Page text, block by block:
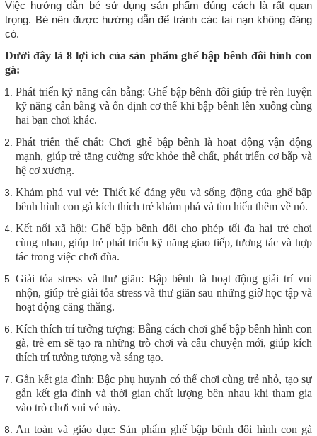
Việc hướng dẫn bé sử dụng sản phẩm đúng cách là rất quan
trọng. Bé nên được hướng dẫn để tránh các tai nạn không đáng
có.
Dưới đây là 8 lợi ích của sản phẩm ghế bập bênh đôi hình con
gà:
Phát triển kỹ năng cân bằng: Ghế bập bênh đôi giúp trẻ rèn luyện
kỹ năng cân bằng và ổn định cơ thể khi bập bênh lên xuống cùng
hai bạn chơi khác.
Phát triển thể chất: Chơi ghế bập bênh là hoạt động vận động
mạnh, giúp trẻ tăng cường sức khỏe thể chất, phát triển cơ bắp và
hệ cơ xương.
Khám phá vui vẻ: Thiết kế đáng yêu và sống động của ghế bập
bênh hình con gà kích thích trẻ khám phá và tìm hiểu thêm về nó.
Kết nối xã hội: Ghế bập bênh đôi cho phép tối đa hai trẻ chơi
cùng nhau, giúp trẻ phát triển kỹ năng giao tiếp, tương tác và hợp
tác trong việc chơi đùa.
Giải tỏa stress và thư giãn: Bập bênh là hoạt động giải trí vui
nhộn, giúp trẻ giải tỏa stress và thư giãn sau những giờ học tập và
hoạt động căng thẳng.
Kích thích trí tưởng tượng: Bằng cách chơi ghế bập bênh hình con
gà, trẻ em sẽ tạo ra những trò chơi và câu chuyện mới, giúp kích
thích trí tưởng tượng và sáng tạo.
Gắn kết gia đình: Bậc phụ huynh có thể chơi cùng trẻ nhỏ, tạo sự
gắn kết gia đình và thời gian chất lượng bên nhau khi tham gia
vào trò chơi vui vẻ này.
An toàn và giáo dục: Sản phẩm ghế bập bênh đôi hình con gà